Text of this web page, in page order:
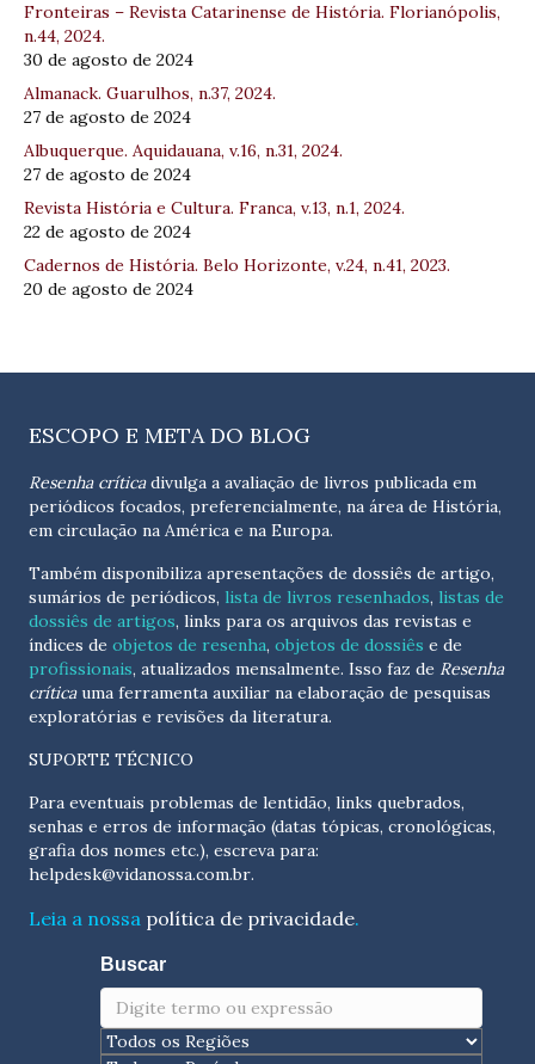
Fronteiras – Revista Catarinense de História. Florianópolis,
n.44, 2024.
30 de agosto de 2024
Almanack. Guarulhos, n.37, 2024.
27 de agosto de 2024
Albuquerque. Aquidauana, v.16, n.31, 2024.
27 de agosto de 2024
Revista História e Cultura. Franca, v.13, n.1, 2024.
22 de agosto de 2024
Cadernos de História. Belo Horizonte, v.24, n.41, 2023.
20 de agosto de 2024
ESCOPO E META DO BLOG
Resenha críticadivulga a avaliação de livros publicada em
periódicos focados, preferencialmente, na área de História,
em circulação na América e na Europa.
Também disponibiliza apresentações de dossiês de artigo,
sumários de periódicos, lista de livros resenhados, listas de
dossiês de artigos, links para os arquivos das revistas e
índices de objetos de resenha, objetos de dossiês e de
profissionais, atualizados mensalmente. Isso faz de Resenha
críticauma ferramenta auxiliar na elaboração de pesquisas
exploratórias e revisões da literatura.
SUPORTE TÉCNICO
Para eventuais problemas de lentidão, links quebrados,
senhas e erros de informação (datas tópicas, cronológicas,
helpdesk@vidanossa.com.br.
Leia a nossa política de privacidade.
Buscar